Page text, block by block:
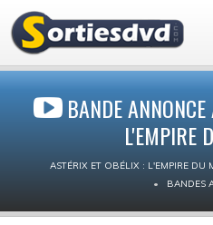
BANDE
L'EMPIRE
ASTÉRIX ET OBÉLIX : L'EMPIRE DU
BANDES